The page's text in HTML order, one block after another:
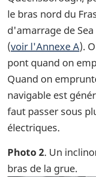
le bras nord du
d'amarrage de
(voir l'Annexe A).
pont quand on
Quand on
navigable est
faut passer sous
électriques.
Photo 2. Un
bras de la grue.